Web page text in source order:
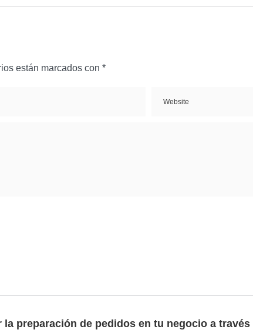
están marcados con *
la preparación de pedidos en tu negocio a